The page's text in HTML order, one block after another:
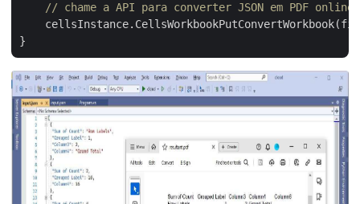
// chame a API para converter JSON em PDF online